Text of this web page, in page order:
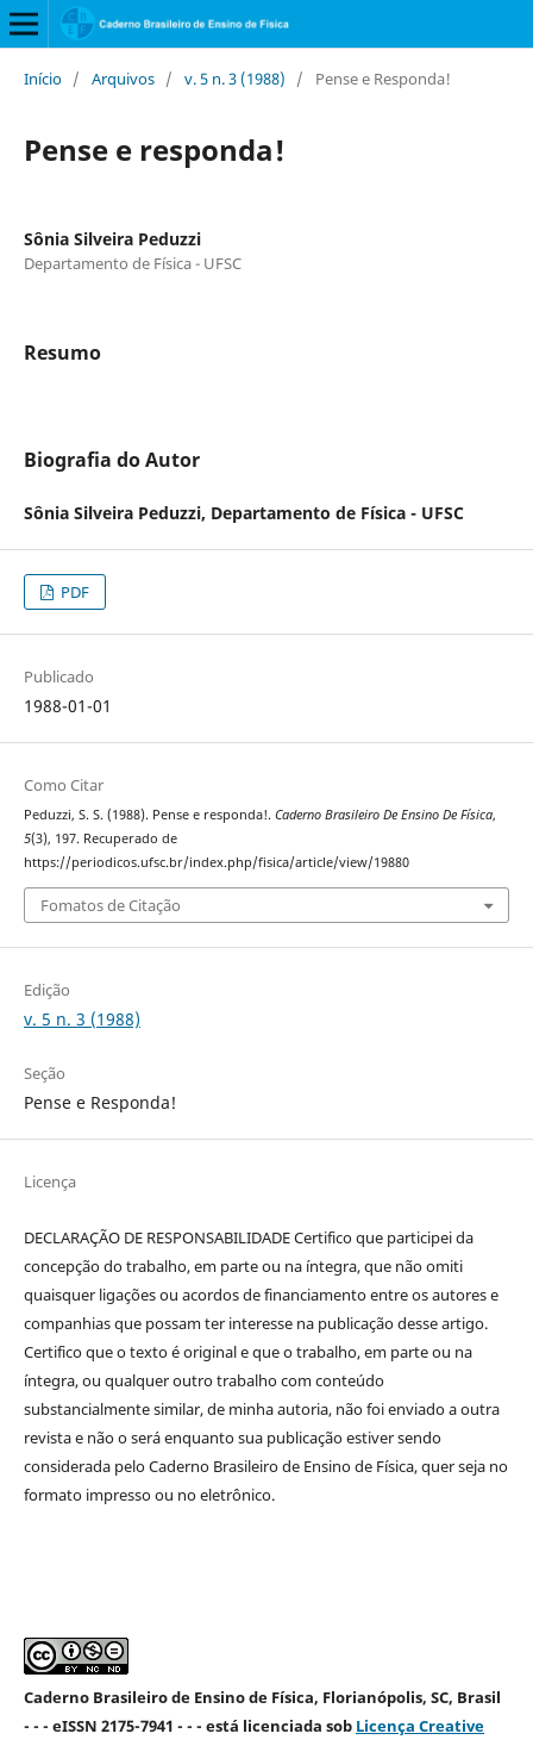
Início / Arquivos / v. 5 n. 3 (1988) / Pense e Responda!
Pense e responda!
Sônia Silveira Peduzzi
Departamento de Física - UFSC
Resumo
Biografia do Autor
Sônia Silveira Peduzzi, Departamento de Física - UFSC
PDF
Publicado
1988-01-01
Como Citar
Peduzzi, S. S. (1988). Pense e responda!. Caderno Brasileiro De Ensino De Física,
5(3), 197. Recuperado de
https://periodicos.ufsc.br/index.php/fisica/article/view/19880
Fomatos de Citação
Edição
v. 5 n. 3 (1988)
Seção
Pense e Responda!
Licença
DECLARAÇÃO DE RESPONSABILIDADE Certifico que participei da
concepção do trabalho, em parte ou na íntegra, que não omiti
quaisquer ligações ou acordos de financiamento entre os autores e
companhias que possam ter interesse na publicação desse artigo.
Certifico que o texto é original e que o trabalho, em parte ou na
íntegra, ou qualquer outro trabalho com conteúdo
substancialmente similar, de minha autoria, não foi enviado a outra
revista e não o será enquanto sua publicação estiver sendo
considerada pelo Caderno Brasileiro de Ensino de Física, quer seja no
formato impresso ou no eletrônico.
Caderno Brasileiro de Ensino de Física, Florianópolis, SC, Brasil
- - - eISSN 2175-7941 - - - está licenciada sob Licença Creative